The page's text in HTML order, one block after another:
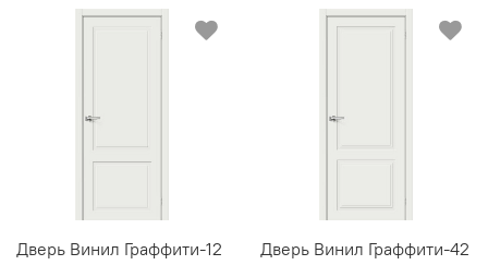
Дверь Винил Граффити-12 Дверь Винил Граффити-42